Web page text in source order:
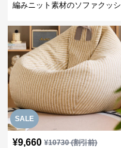
編みニット素材のソファクッシ
SALE
¥9,660 ¥10730(割引前)